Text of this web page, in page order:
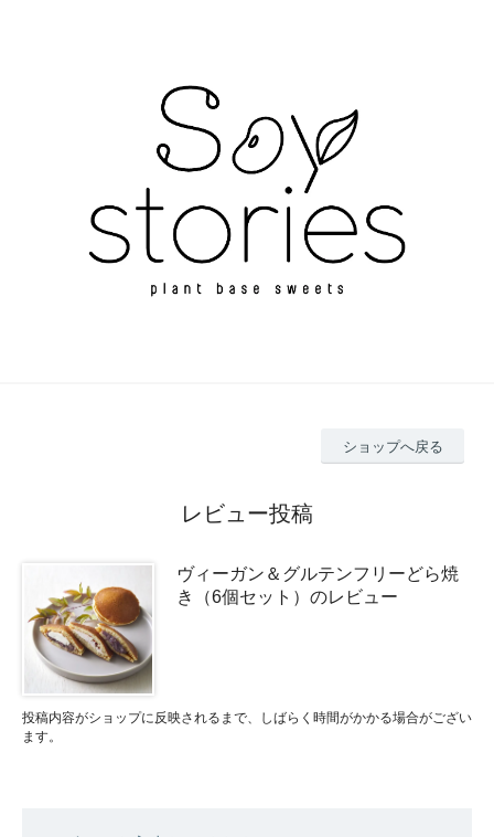
ショップへ戻る
レビュー投稿
ヴィーガン＆グルテンフリーどら焼
き（6個セット）のレビュー
投稿内容がショップに反映されるまで、しばらく時間がかかる場合がござい
ます。